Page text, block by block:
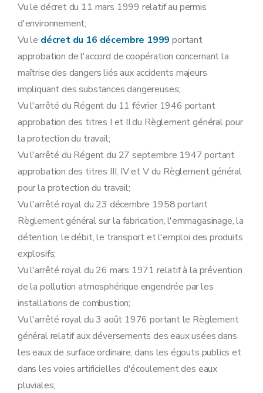
Art. 17
Sous-section 4
Art. 18
Sous-section 5 Contenu du permis d'environnement
Art. 19
Sous-section 6
Modalités d'instruction des recours dirigés contre les décisions relatives aux demandes de permis d'environnement
Art. 20
Art. 21
Art. 22
Art. 23
Art. 24
Art. 25
Art. 26
Sous-section 7
Tenue des registres des permis d'environnement
Art. 27
Art. 28
Art. 29
Section 2
Procédure d'octroi du permis unique
Sous-section première Introduction de la demande
Art. 30
Art. 30
Art. 31
Art. 33
Art. 34
Sous-section 2 Enquête publique
Art. 35
Art. 37
Art. 38
Art. 40
Art. 41
Vu le décret du 11 mars 1999 relatif au permis
d'environnement;
Vu le décret du 16 décembre 1999 portant
approbation de l'accord de coopération concernant la
maîtrise des dangers liés aux accidents majeurs
impliquant des substances dangereuses;
Vu l'arrêté du Régent du 11 février 1946 portant
approbation des titres I et II du Règlement général pour
la protection du travail;
Vu l'arrêté du Régent du 27 septembre 1947 portant
approbation des titres III, IV et V du Règlement général
pour la protection du travail;
Vu l'arrêté royal du 23 décembre 1958 portant
Règlement général sur la fabrication, l'emmagasinage, la
détention, le débit, le transport et l'emploi des produits
explosifs;
Vu l'arrêté royal du 26 mars 1971 relatif à la prévention
de la pollution atmosphérique engendrée par les
installations de combustion;
Vu l'arrêté royal du 3 août 1976 portant le Règlement
général relatif aux déversements des eaux usées dans
les eaux de surface ordinaire, dans les égouts publics et
dans les voies artificielles d'écoulement des eaux
pluviales;